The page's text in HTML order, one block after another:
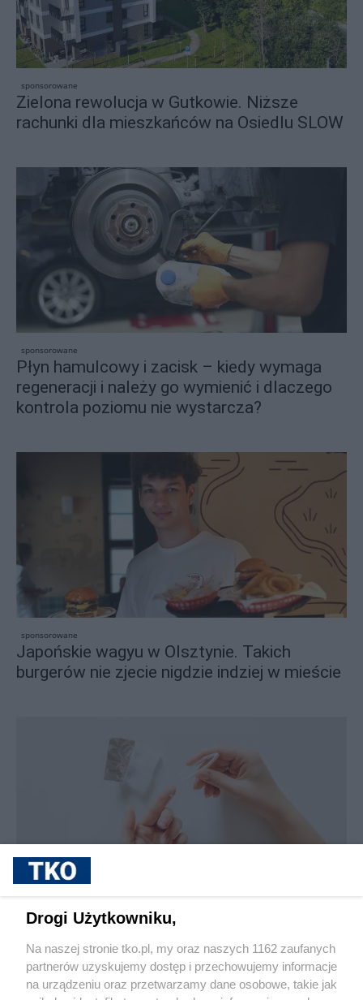
sponsorowane
Zielona rewolucja w Gutkowie. Niższe
rachunki dla mieszkańców na Osiedlu SLOW
sponsorowane
Płyn hamulcowy i zacisk – kiedy wymaga
regeneracji i należy go wymienić i dlaczego
kontrola poziomu nie wystarcza?
sponsorowane
Japońskie wagyu w Olsztynie. Takich
burgerów nie zjecie nigdzie indziej w mieście
Jak rozpoznać, że soczewki kontaktowe są
Pokaż więcej
Drogi Użytkowniku,
Na naszej stronie tko.pl, my oraz naszych 1162 zaufanych
partnerów uzyskujemy dostęp i przechowujemy informacje
na urządzeniu oraz przetwarzamy dane osobowe, takie jak